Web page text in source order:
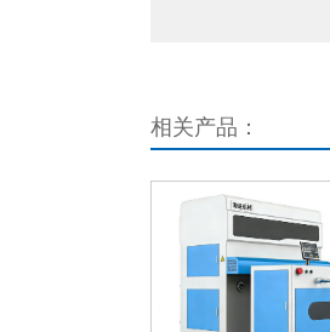
相关产品：